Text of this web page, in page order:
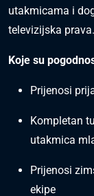
utakmicama i
televizijska prava.
Koje su
Prijenosi
Kompletan
utakmica
Prijenosi
ekipe